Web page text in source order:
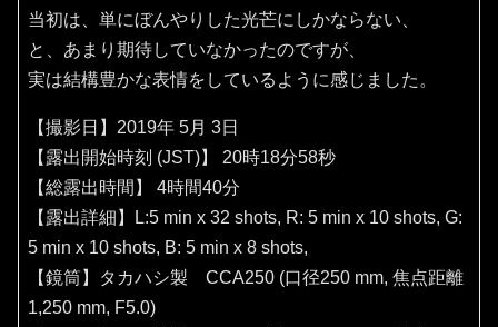
当初は、単にぼんやりした光芒にしかならない、
と、あまり期待していなかったのですが、
実は結構豊かな表情をしているように感じました。
【撮影日】2019年 5月 3日
【露出開始時刻 (JST)】 20時18分58秒
【総露出時間】 4時間40分
【露出詳細】L:5 min x 32 shots, R: 5 min x 10 shots, G:
5 min x 10 shots, B: 5 min x 8 shots,
【鏡筒】タカハシ製 CCA250 (口径250 mm, 焦点距離
1,250 mm, F5.0)